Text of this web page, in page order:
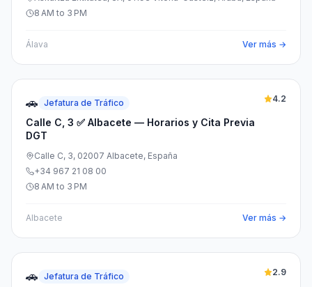
8 AM to 3 PM
Álava Ver más →
🚗 Jefatura de Tráfico
Calle C, 3 ✅ Albacete — Horarios y Cita Previa
DGT
4.2
Calle C, 3, 02007 Albacete, España
+34 967 21 08 00
8 AM to 3 PM
Albacete Ver más →
🚗 Jefatura de Tráfico 2.9